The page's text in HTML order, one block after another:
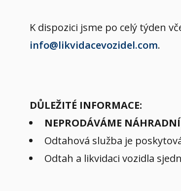
K dispozici jsme po celý týden
info@likvidacevozidel.com.
DŮLEŽITÉ INFORMACE:
NEPRODÁVÁME
Odtahová služba je
Odtah a likvidaci vozidla